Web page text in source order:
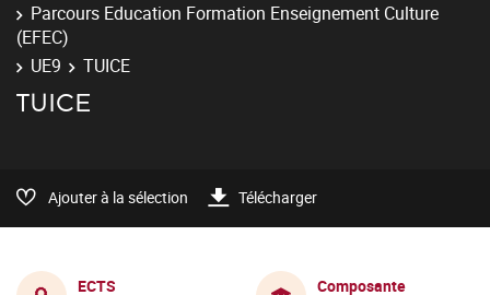
Parcours Education Formation Enseignement Culture
(EFEC)
UE9
TUICE
TUICE
Ajouter à la sélection Télécharger
ECTS
Composante